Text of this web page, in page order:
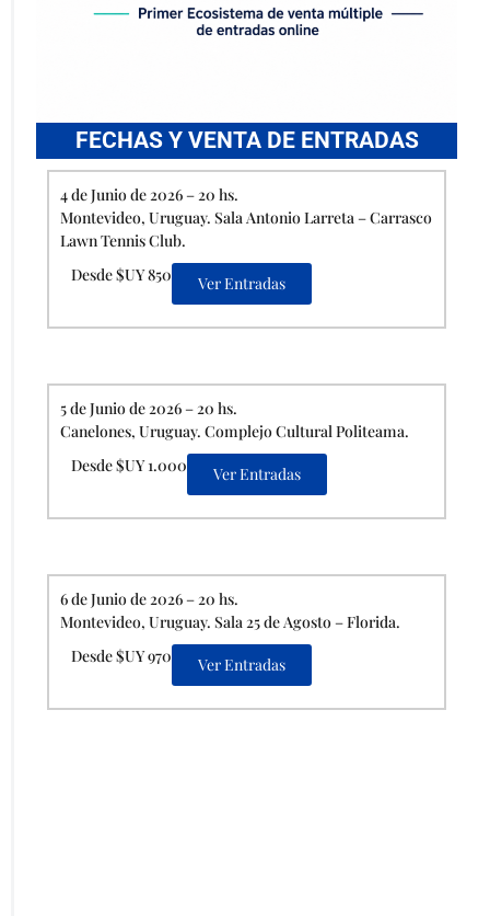
FECHAS Y VENTA DE ENTRADAS
4 de Junio de 2026 – 20 hs.
Montevideo, Uruguay. Sala Antonio Larreta – Carrasco
Lawn Tennis Club.
Desde $UY 850
Ver Entradas
5 de Junio de 2026 – 20 hs.
Canelones, Uruguay. Complejo Cultural Politeama.
Desde $UY 1.000
Ver Entradas
6 de Junio de 2026 – 20 hs.
Montevideo, Uruguay. Sala 25 de Agosto – Florida.
Desde $UY 970
Ver Entradas